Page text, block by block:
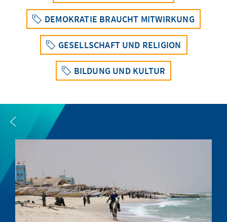
DEMOKRATIE BRAUCHT MITWIRKUNG
GESELLSCHAFT UND RELIGION
BILDUNG UND KULTUR